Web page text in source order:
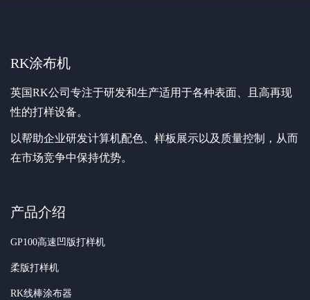
RK涂布机
英国RK公司专注于研发和生产适用于各种表面、且高再现
性的打样设备。
以帮助企业研发计算机配色、样板展示以及质量控制，从而
在市场竞争中保持优势。
产品介绍
GP100高速凹版打样机
柔版打样机
RK线棒涂布器